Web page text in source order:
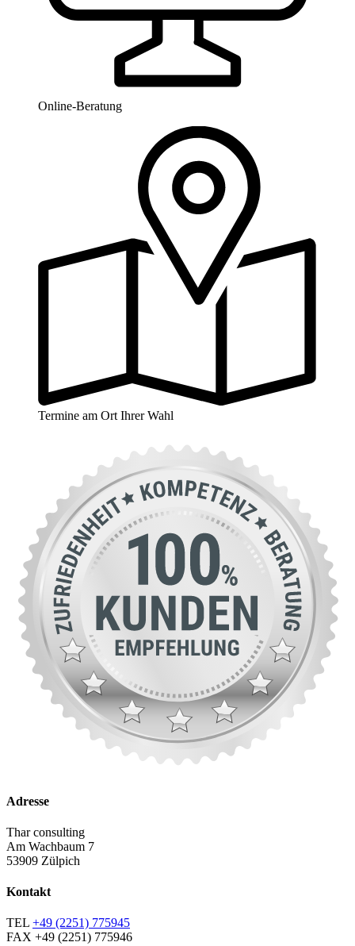
Online-Beratung
Termine am Ort Ihrer Wahl
Adresse
Thar consulting
Am Wachbaum 7
53909 Zülpich
Kontakt
TEL +49 (2251) 775945
FAX +49 (2251) 775946